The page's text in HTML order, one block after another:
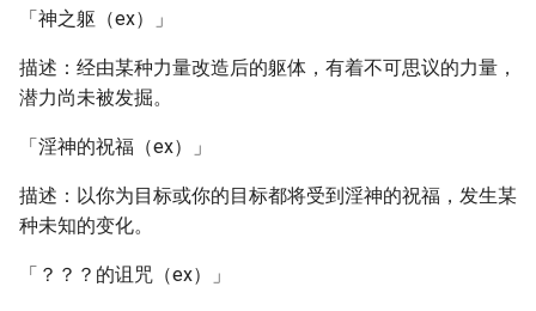
「神之躯（ex）」
描述：经由某种力量改造后的躯体，有着不可思议的力量，
潜力尚未被发掘。
「淫神的祝福（ex）」
描述：以你为目标或你的目标都将受到淫神的祝福，发生某
种未知的变化。
「？？？的诅咒（ex）」